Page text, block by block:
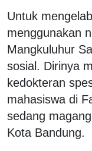
Untuk
menggunakan
Mangkuluhur
sosial. Dirinya
kedokteran
mahasiswa di
sedang
Kota Bandung.